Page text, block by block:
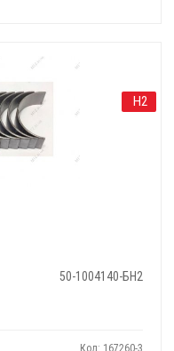
50-1004140-БН2
Н2